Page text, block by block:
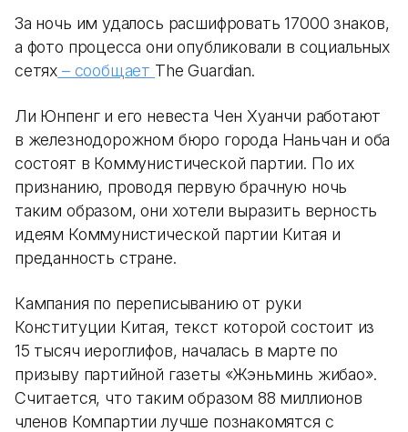
За ночь им удалось расшифровать 17000 знаков,
а фото процесса они опубликовали в социальных
сетях – сообщает The Guardian.
Ли Юнпенг и его невеста Чен Хуанчи работают
в железнодорожном бюро города Наньчан и оба
состоят в Коммунистической партии. По их
признанию, проводя первую брачную ночь
таким образом, они хотели выразить верность
идеям Коммунистической партии Китая и
преданность стране.
Кампания по переписыванию от руки
Конституции Китая, текст которой состоит из
15 тысяч иероглифов, началась в марте по
призыву партийной газеты «Жэньминь жибао».
Считается, что таким образом 88 миллионов
членов Компартии лучше познакомятся с